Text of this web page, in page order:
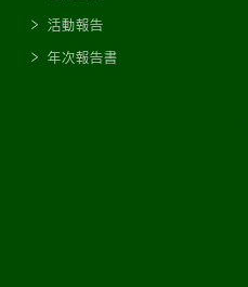
活動報告
年次報告書